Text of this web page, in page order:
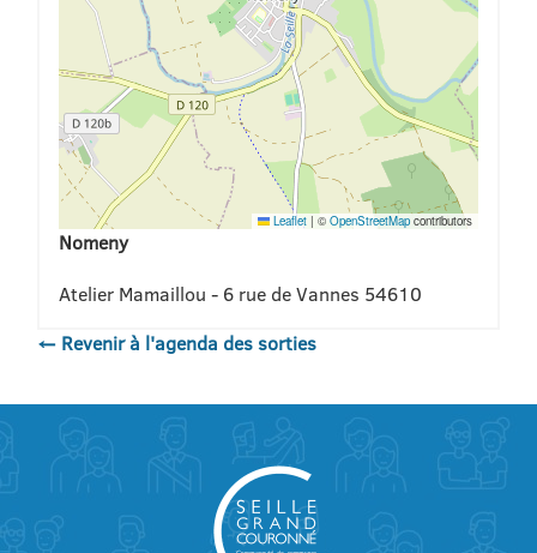
Leaflet | ©OpenStreetMap contributors
Nomeny
Atelier Mamaillou - 6 rue de Vannes 54610
← Revenir à l'agenda des sorties